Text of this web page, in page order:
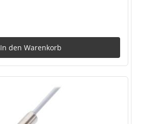
In den Warenkorb